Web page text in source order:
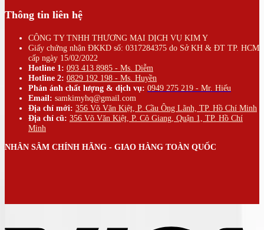
Thông tin liên hệ
CÔNG TY TNHH THƯƠNG MẠI DỊCH VỤ KIM Y
Giấy chứng nhận ĐKKD số: 0317284375 do Sở KH & ĐT TP. HCM
cấp ngày 15/02/2022
Hotline 1: 093 413 8985 - Ms. Diễm
Hotline 2: 0829 192 198 - Ms. Huyền
Phản ánh chất lượng & dịch vụ: 0949 275 219 - Mr. Hiếu
Email: samkimyhq@gmail.com
Địa chỉ mới: 356 Võ Văn Kiệt, P. Cầu Ông Lãnh, TP. Hồ Chí Minh
Địa chỉ cũ: 356 Võ Văn Kiệt, P. Cô Giang, Quận 1, TP. Hồ Chí
Minh
NHÂN SÂM CHÍNH HÃNG - GIAO HÀNG TOÀN QUỐC